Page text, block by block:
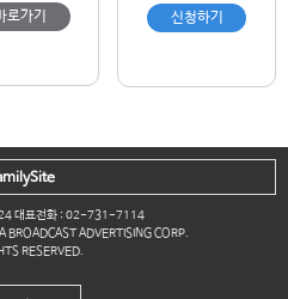
로가기 신청하기
대표전화 : 02-731-7114
ADVERTISING CORP.
RESERVED.